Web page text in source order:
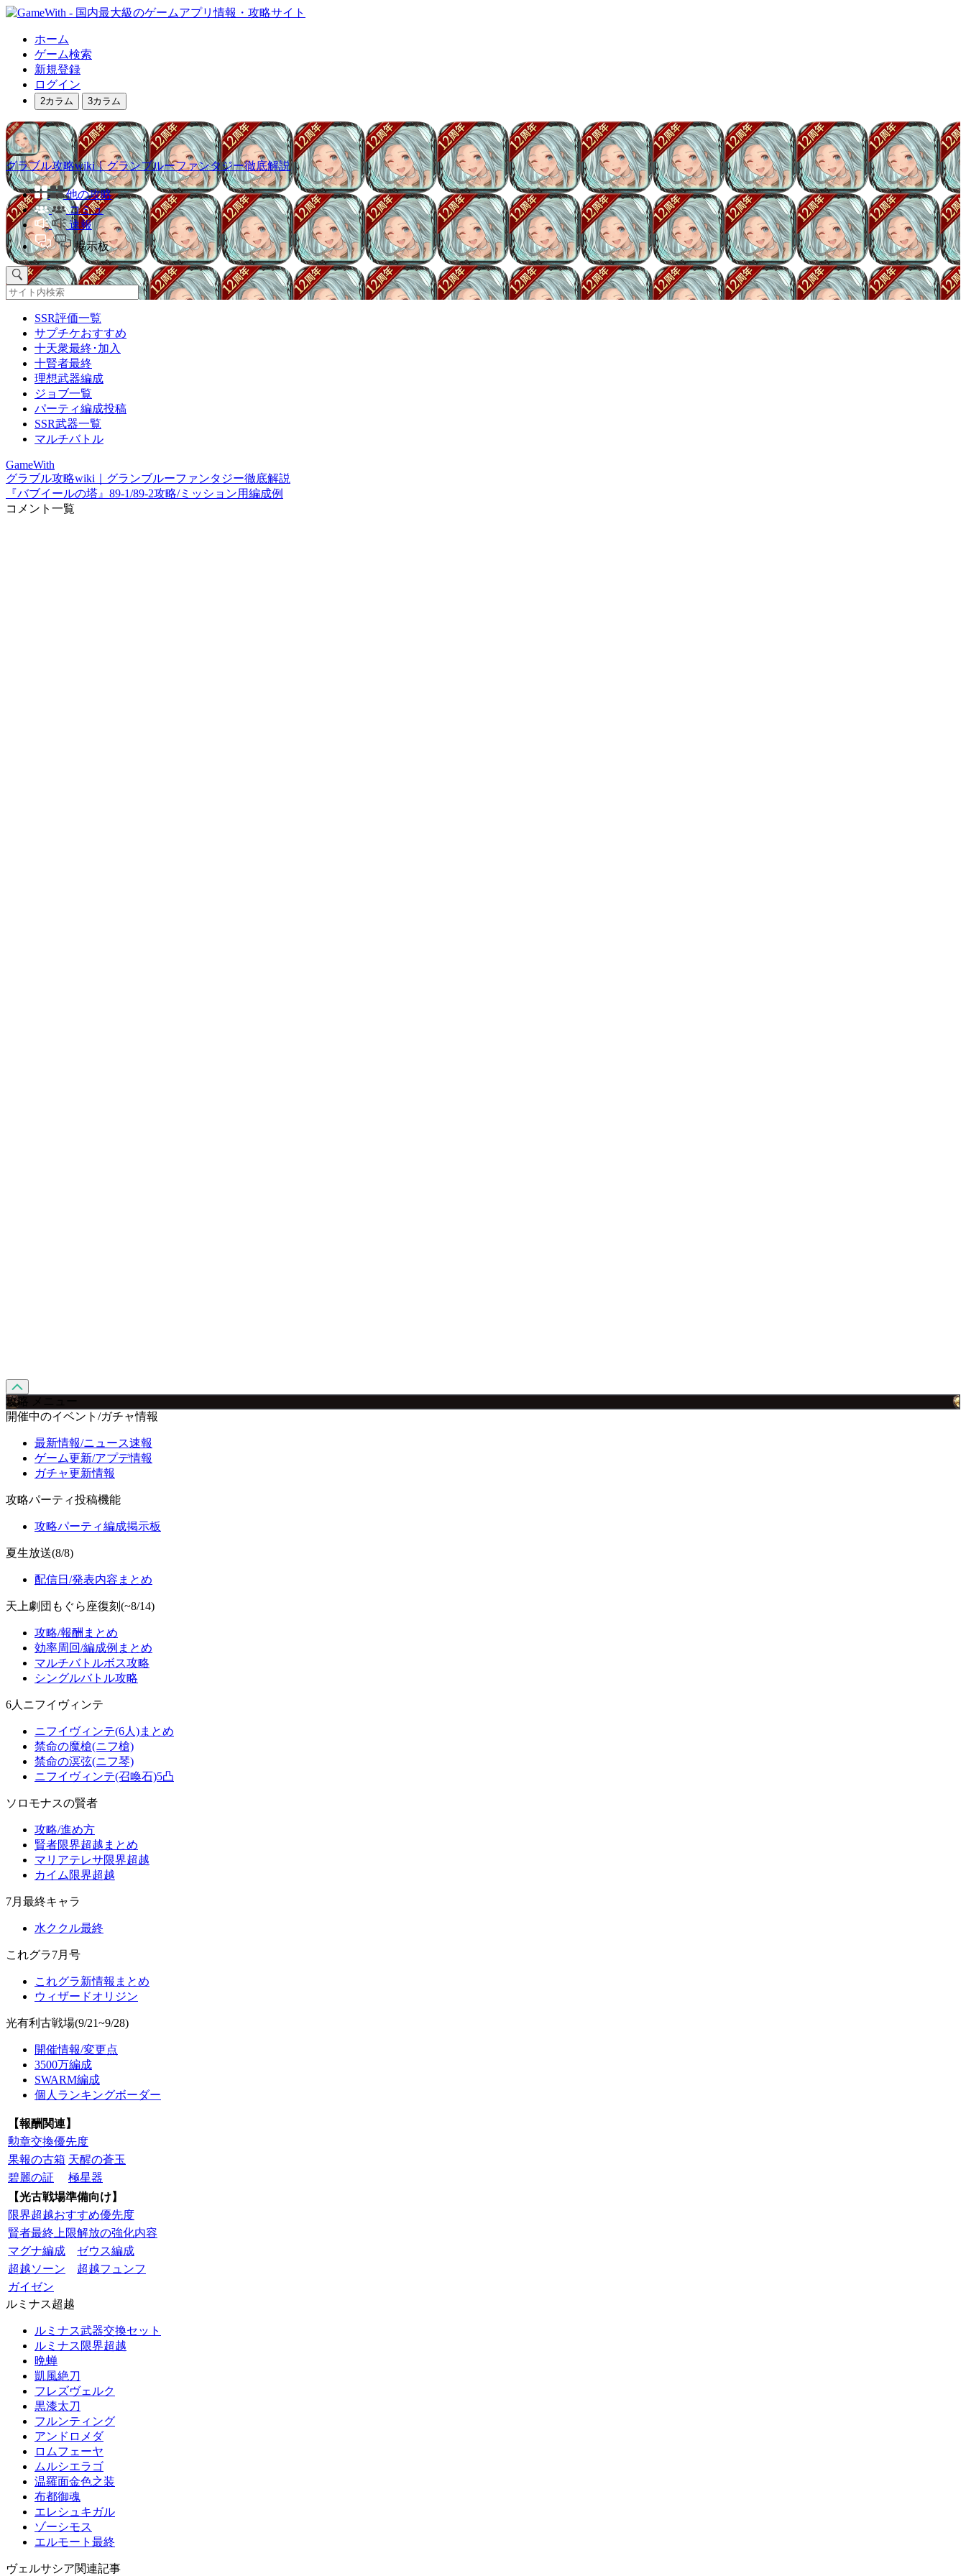
ホーム
ゲーム検索
新規登録
ログイン
2カラム 3カラム
グラブル攻略wiki｜グランブルーファンタジー徹底解説
他の攻略
コミュ
速報
掲示板
SSR評価一覧
サプチケおすすめ
十天衆最終･加入
十賢者最終
理想武器編成
ジョブ一覧
パーティ編成投稿
SSR武器一覧
マルチバトル
GameWith
グラブル攻略wiki｜グランブルーファンタジー徹底解説
『バブイールの塔』89-1/89-2攻略/ミッション用編成例
コメント一覧
攻略 メニュー
開催中のイベント/ガチャ情報
最新情報/ニュース速報
ゲーム更新/アプデ情報
ガチャ更新情報
攻略パーティ投稿機能
攻略パーティ編成掲示板
夏生放送(8/8)
配信日/発表内容まとめ
天上劇団もぐら座復刻(~8/14)
攻略/報酬まとめ
効率周回/編成例まとめ
マルチバトルボス攻略
シングルバトル攻略
6人ニフイヴィンテ
ニフイヴィンテ(6人)まとめ
禁命の魔槍(ニフ槍)
禁命の溟弦(ニフ琴)
ニフイヴィンテ(召喚石)5凸
ソロモナスの賢者
攻略/進め方
賢者限界超越まとめ
マリアテレサ限界超越
カイム限界超越
7月最終キャラ
水ククル最終
これグラ7月号
これグラ新情報まとめ
ウィザードオリジン
光有利古戦場(9/21~9/28)
開催情報/変更点
3500万編成
SWARM編成
個人ランキングボーダー
【報酬関連】
勲章交換優先度
果報の古箱 天醒の蒼玉
碧麗の証
極星器
【光古戦場準備向け】
限界超越おすすめ優先度
賢者最終上限解放の強化内容
マグナ編成
ゼウス編成
超越ソーン
超越フュンフ
ガイゼン
ルミナス超越
ルミナス武器交換セット
ルミナス限界超越
晩蝉
凱風絶刀
フレズヴェルク
黒漆太刀
フルンティング
アンドロメダ
ロムフェーヤ
ムルシエラゴ
温羅面金色之装
布都御魂
エレシュキガル
ゾーシモス
エルモート最終
ヴェルサシア関連記事